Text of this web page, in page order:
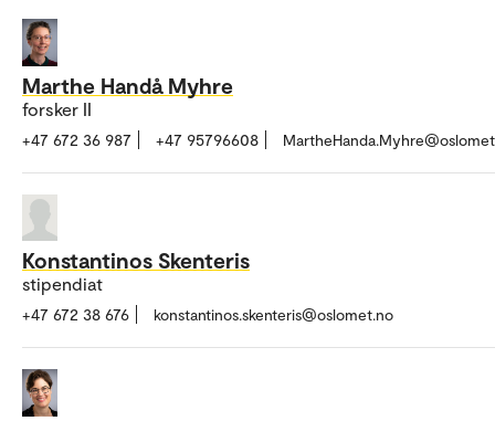
Marthe Handå Myhre
forsker II
+47 672 36 987 +47 95796608
Konstantinos Skenteris
stipendiat
+47 672 38 676 konstantinos.skenteris@oslomet.no